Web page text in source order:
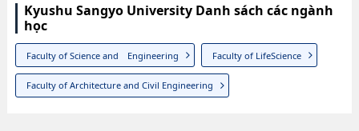
Kyushu Sangyo University Danh sách các ngành
học
Faculty of Science and Engineering Faculty of LifeScience
Faculty of Architecture and Civil Engineering